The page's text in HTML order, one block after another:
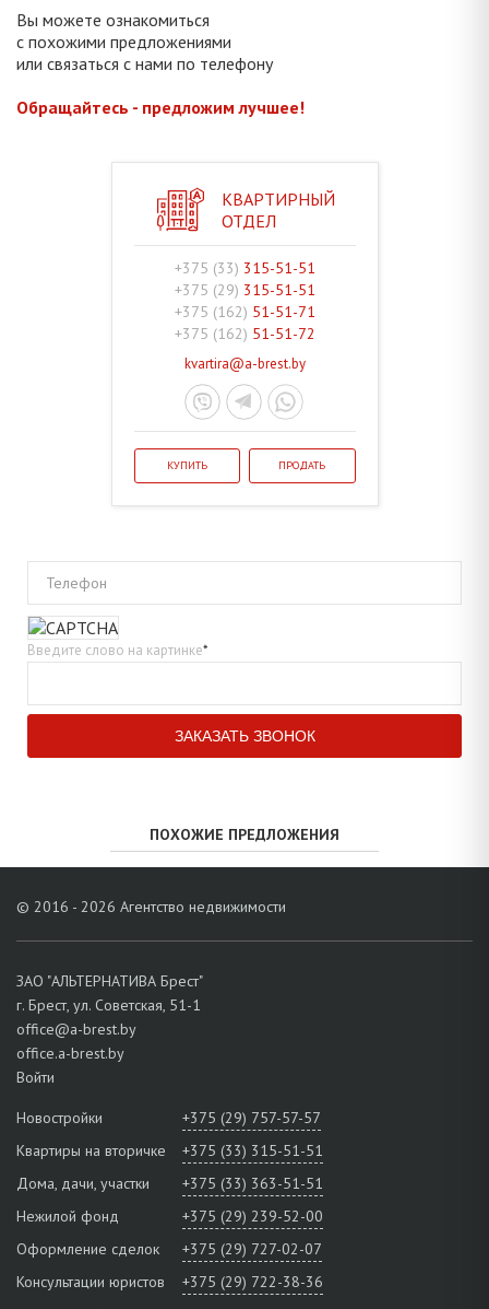
Вы можете ознакомиться
с похожими предложениями
или связаться с нами по телефону
Обращайтесь - предложим лучшее!
КВАРТИРНЫЙ
ОТДЕЛ
+375 (33) 315-51-51
+375 (29) 315-51-51
+375 (162) 51-51-71
+375 (162) 51-51-72
kvartira@a-brest.by
КУПИТЬ ПРОДАТЬ
Телефон
Введите слово на картинке*
ПОХОЖИЕ ПРЕДЛОЖЕНИЯ
© 2016 - 2026 Агентство недвижимости
ЗАО "АЛЬТЕРНАТИВА Брест"
г. Брест, ул. Советская, 51-1
office@a-brest.by
office.a-brest.by
Войти
Новостройки
+375 (29) 757-57-57
Квартиры на вторичке
+375 (33) 315-51-51
Дома, дачи, участки
+375 (33) 363-51-51
Нежилой фонд
+375 (29) 239-52-00
Оформление сделок
+375 (29) 727-02-07
Консультации юристов
+375 (29) 722-38-36